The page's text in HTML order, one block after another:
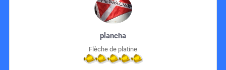
plancha
Flèche de platine